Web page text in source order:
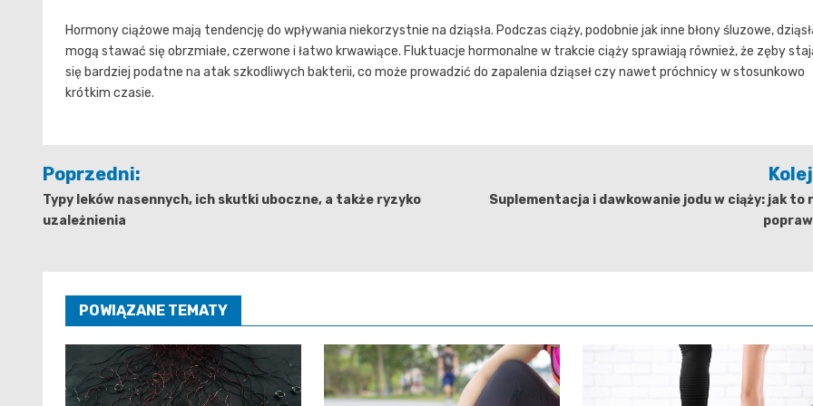
Hormony ciążowe mają tendencję do wpływania niekorzystnie na dziąsła. Podczas ciąży, podobnie jak inne błony śluzowe,
mogą stawać się obrzmiałe, czerwone i łatwo krwawiące. Fluktuacje hormonalne w trakcie ciąży sprawiają również, że zęby
się bardziej podatne na atak szkodliwych bakterii, co może prowadzić do zapalenia dziąseł czy nawet próchnicy w stosunkowo
krótkim czasie.
Nawigacja
wpisu
Poprzedni:
Typy leków nasennych, ich skutki uboczne, a także ryzyko
uzależnienia
Suplementacja i dawkowanie jodu w ciąży: jak to
POWIĄZANE TEMATY